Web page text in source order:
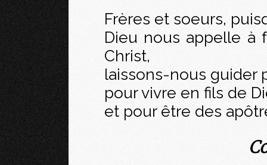
Frères et soeurs,
Dieu nous appelle à
Christ,
laissons-nous guider
pour vivre en fils de
et pour être des